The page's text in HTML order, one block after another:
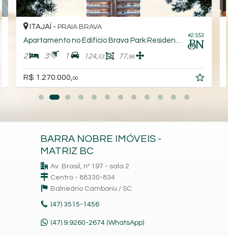
#2.553
ITAJAÍ - PRAIA BRAVA
2 3 1 124,53 77,96
R$ 1.270.000, 00
BARRA NOBRE IMÓVEIS -
MATRIZ BC
Av. Brasil, nº 197 - sala 2
Centro - 88330-834
Balneário Camboriú / SC
(47) 3515-1456
(47) 9.9260-2674 (WhatsApp)